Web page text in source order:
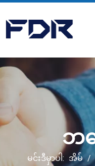
ဘလ
မင်းဒီမှာပါ: အိမ် /